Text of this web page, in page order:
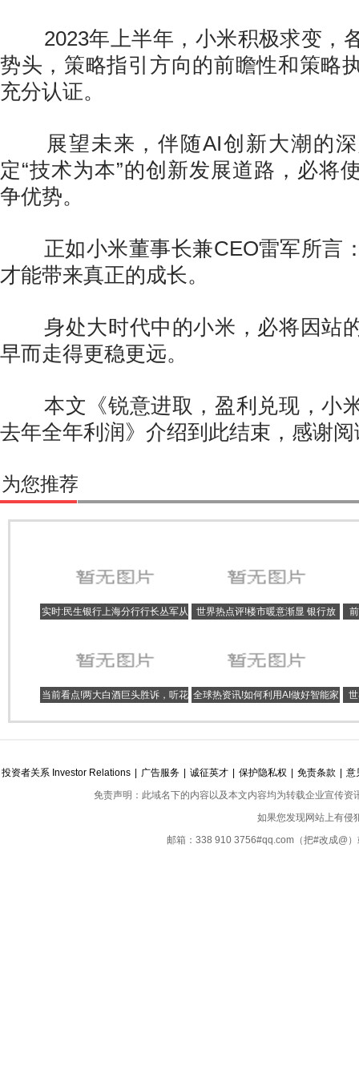
2023年上半年，小米积极求变，
势头，策略指引方向的前瞻性和策略
充分认证。
展望未来，伴随AI创新大潮的深
定“技术为本”的创新发展道路，必将
争优势。
正如小米董事长兼CEO雷军所言
才能带来真正的成长。
身处大时代中的小米，必将因站
早而走得更稳更远。
本文《锐意进取，盈利兑现，小
去年全年利润》介绍到此结束，感谢阅
为您推荐
实时:民生银行上海分行行长丛军从
世界热点评!楼市暖意渐显 银行放
当前看点!两大白酒巨头胜诉，听花 全球热资讯!如何利用AI做好智能家
投资者关系 Investor Relations 广告服务 诚征英才 保护隐私权 免责条款
意
免责声明：此域名下的内容以及本文内容均为转载企业宣传
如果您发现网站上有侵
邮箱：338 910 3756#qq.com（把#改成@